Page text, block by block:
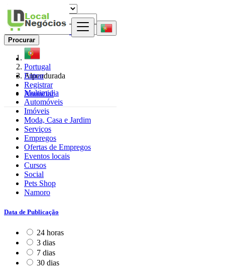
Entrar
Registrar
Anunciar
Procurar
Portugal
Alpendurada
Multimidia
Automóveis
Imóveis
Moda, Casa e Jardim
Serviços
Empregos
Ofertas de Empregos
Eventos locais
Cursos
Social
Pets Shop
Namoro
Data de Publicação
24 horas
3 dias
7 dias
30 dias